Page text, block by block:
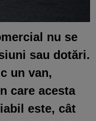
nu se
sau dotări.
un van,
care acesta
este, cât